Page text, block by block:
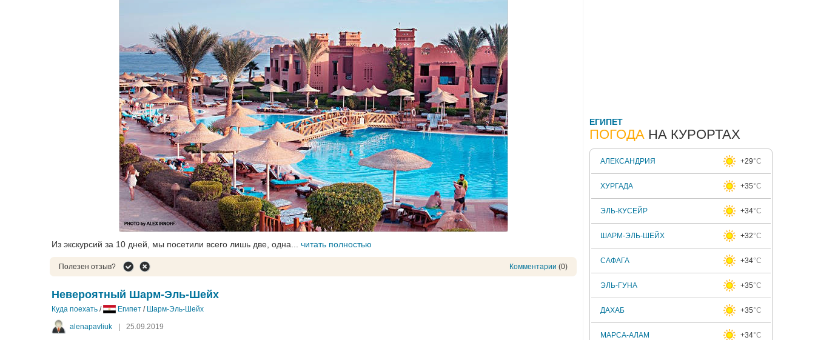
Из экскурсий за 10 дней, мы посетили всего лишь две, одна... читать полностью
Полезен отзыв? Комментарии (0)
Невероятный Шарм-Эль-Шейх
Куда поехать / Египет / Шарм-Эль-Шейх
alenapavliuk 25.09.2019
ЕГИПЕТ
ПОГОДА НА КУРОРТАХ
АЛЕКСАНДРИЯ +29°C
ХУРГАДА +35°C
ЭЛЬ-КУСЕЙР +34°C
ШАРМ-ЭЛЬ-ШЕЙХ +32°C
САФАГА +34°C
ЭЛЬ-ГУНА +35°C
ДАХАБ +35°C
МАРСА-АЛАМ +34°C